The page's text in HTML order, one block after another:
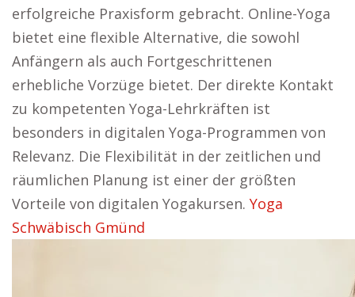
erfolgreiche Praxisform gebracht. Online-Yoga
bietet eine flexible Alternative, die sowohl
Anfängern als auch Fortgeschrittenen
erhebliche Vorzüge bietet. Der direkte Kontakt
zu kompetenten Yoga-Lehrkräften ist
besonders in digitalen Yoga-Programmen von
Relevanz. Die Flexibilität in der zeitlichen und
räumlichen Planung ist einer der größten
Vorteile von digitalen Yogakursen. Yoga
Schwäbisch Gmünd